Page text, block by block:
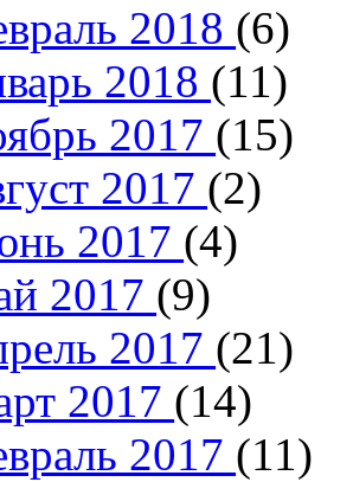
2018 (6)
2018 (11)
2017 (15)
2017 (2)
2017 (4)
2017 (9)
2017 (21)
2017 (14)
2017 (11)